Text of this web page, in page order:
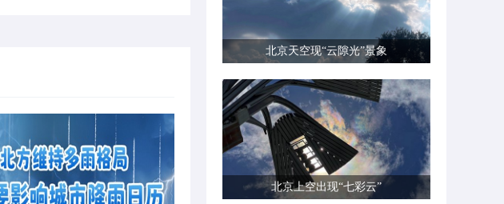
北京天空现“云隙光”景象
北京上空出现“七彩云”